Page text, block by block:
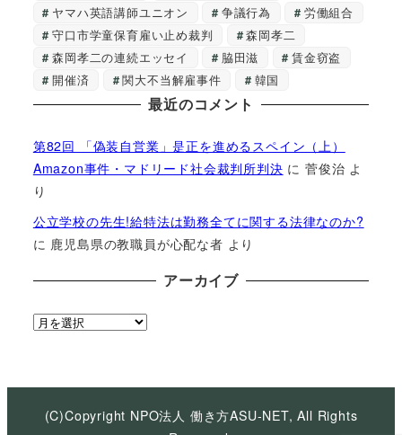
ヤマハ英語講師ユニオン
争議行為
労働組合
守口市学童保育雇い止め裁判
森岡孝二
森岡孝二の連続エッセイ
脇田滋
賃金窃盗
開催済
関大不当解雇事件 韓国
最近のコメント
第82回 「偽装自営業」是正を進めるスペイン（上）
Amazon事件・マドリード社会裁判所判決 に菅俊治 よ
り
公立学校の先生!給特法は勤務全てに関する法律なのか?
に 鹿児島県の教職員が心配な者 より
アーカイブ
ア
イ
(C)Copyright NPO法人 働き方ASU-NET, All Rights